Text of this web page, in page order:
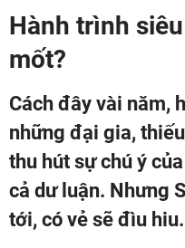
Hành trình
mốt?
Cách đây vài năm,
những đại gia,
thu hút sự chú ý
cả dư luận. Nhưng
tới, có vẻ sẽ đìu hiu.